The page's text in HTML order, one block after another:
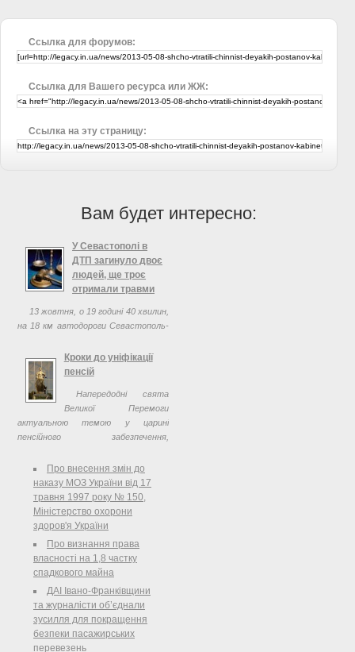
Ссылка для форумов:
Ссылка для Вашего ресурса или ЖЖ:
Ссылка на эту страницу:
Вам будет интересно:
У Севастополі в
ДТП загинуло двоє
людей, ще троє
отримали травми
13 жовтня, о 19 годині 40 хвилин,
на 18 км автодороги Севастополь-
PATHINDER, при виконанні маневру
обгону, виїхав на смугу зустрічного
руху, де скоїв зіткнення ...
Кроки до уніфікації
пенсій
Напередодні свята
Великої Перемоги
актуальною темою у царині
пенсійного забезпечення,
та інвалідам війни.
Про внесення змін до
наказу МОЗ України від 17
травня 1997 року № 150,
Міністерство охорони
здоров'я України
Про визнання права
власності на 1,8 частку
спадкового майна
ДАІ Івано-Франківщини
та журналісти об’єднали
зусилля для покращення
безпеки пасажирських
перевезень